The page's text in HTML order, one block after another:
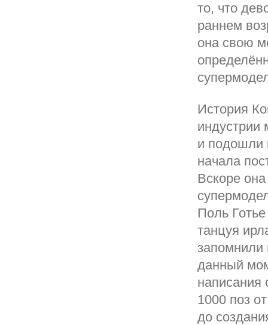
то, что
раннем
она свою
История
индустрии
и подошли
начала
Вскоре
Поль
танцуя
запомнили
данный
написания
1000 поз
до